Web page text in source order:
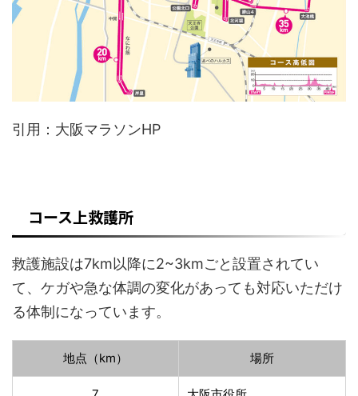
引用：大阪マラソンHP
コース上救護所
救護施設は7km以降に2~3kmごと設置されてい
て、ケガや急な体調の変化があっても対応いただけ
る体制になっています。
地点（km） 場所